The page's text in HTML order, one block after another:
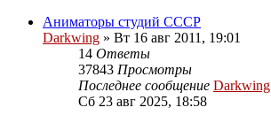
Аниматоры студий СССР
Darkwing » Вт 16 авг 2011, 19:01
14 Ответы
37843 Просмотры
Последнее сообщение Darkwing
Сб 23 авг 2025, 18:58